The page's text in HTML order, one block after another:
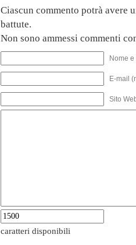
Ciascun commento potrà avere
battute.
Non sono ammessi commenti
Nome
E-mail
Sito
caratteri disponibili